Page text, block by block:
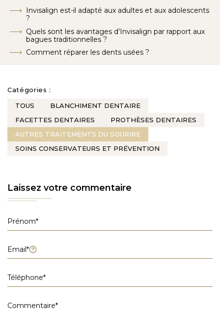
Invisalign est-il adapté aux adultes et aux adolescents
?
Quels sont les avantages d’Invisalign par rapport aux
bagues traditionnelles ?
Comment réparer les dents usées ?
Catégories :
TOUS
BLANCHIMENT DENTAIRE
FACETTES DENTAIRES
PROTHÈSES DENTAIRES
AUTRES TRAITEMENTS DU SOURIRE
SOINS CONSERVATEURS ET PRÉVENTION
Laissez votre commentaire